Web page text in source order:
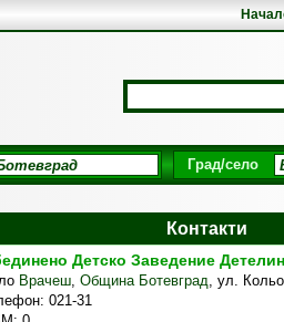
Град/село
Контакти
Детско Заведение
Врачеш, Община Ботевград, ул.
021-31